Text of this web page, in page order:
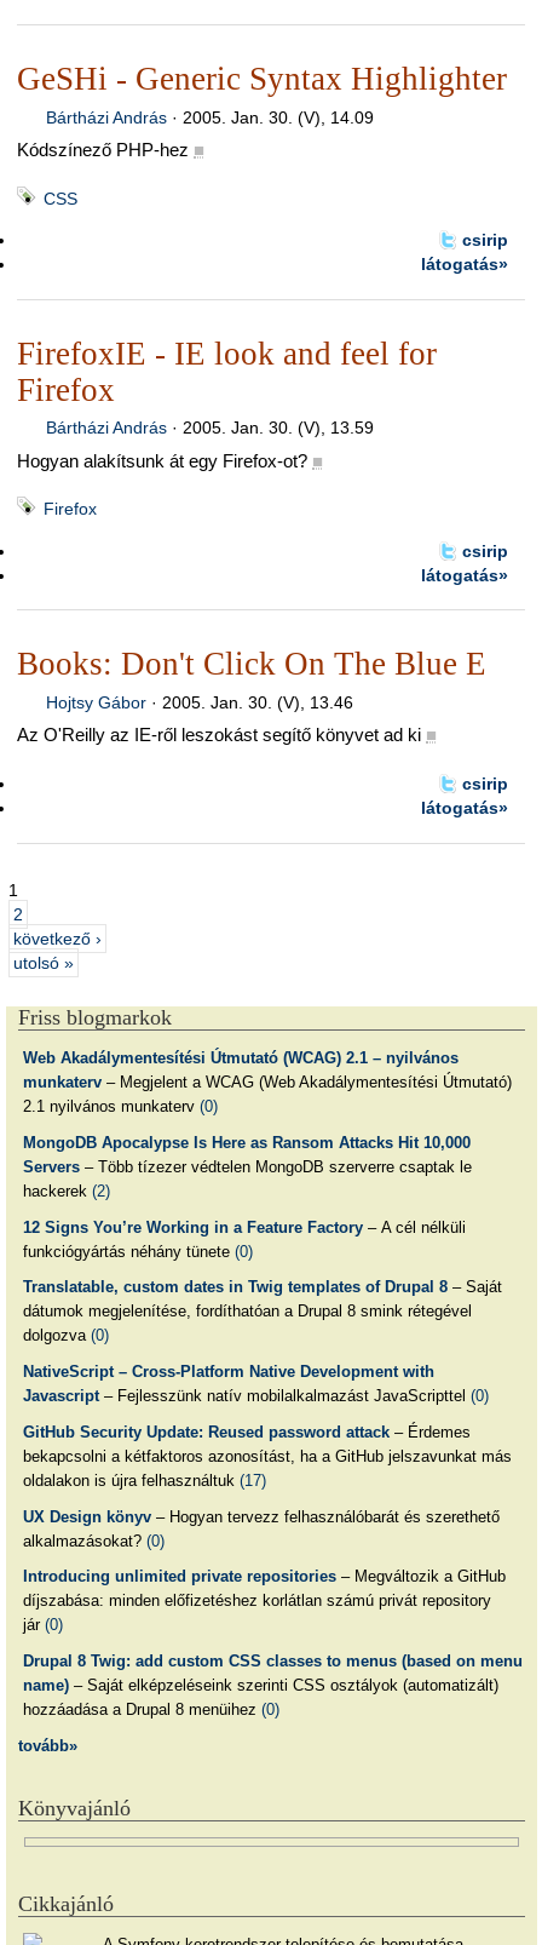
GeSHi - Generic Syntax Highlighter
Bártházi András· 2005. Jan. 30. (V), 14.09
Kódszínező PHP-hez ■
CSS
csirip
látogatás»
FirefoxIE - IE look and feel for
Firefox
Bártházi András· 2005. Jan. 30. (V), 13.59
Hogyan alakítsunk át egy Firefox-ot? ■
Firefox
csirip
látogatás»
Books: Don't Click On The Blue E
Hojtsy Gábor· 2005. Jan. 30. (V), 13.46
Az O'Reilly az IE-ről leszokást segítő könyvet ad ki ■
csirip
látogatás»
1
2
következő ›
utolsó »
Friss blogmarkok
Web Akadálymentesítési Útmutató (WCAG) 2.1 – nyilvános
munkaterv– Megjelent a WCAG (Web Akadálymentesítési Útmutató)
2.1 nyilvános munkaterv (0)
MongoDB Apocalypse Is Here as Ransom Attacks Hit 10,000
Servers– Több tízezer védtelen MongoDB szerverre csaptak le
hackerek (2)
12 Signs You’re Working in a Feature Factory– A cél nélküli
funkciógyártás néhány tünete (0)
Translatable, custom dates in Twig templates of Drupal 8– Saját
dátumok megjelenítése, fordíthatóan a Drupal 8 smink rétegével
dolgozva (0)
NativeScript – Cross-Platform Native Development with
Javascript– Fejlesszünk natív mobilalkalmazást JavaScripttel (0)
GitHub Security Update: Reused password attack– Érdemes
bekapcsolni a kétfaktoros azonosítást, ha a GitHub jelszavunkat más
oldalakon is újra felhasználtuk (17)
UX Design könyv– Hogyan tervezz felhasználóbarát és szerethető
alkalmazásokat? (0)
Introducing unlimited private repositories– Megváltozik a GitHub
díjszabása: minden előfizetéshez korlátlan számú privát repository
jár (0)
Drupal 8 Twig: add custom CSS classes to menus (based on menu
name)– Saját elképzeléseink szerinti CSS osztályok (automatizált)
hozzáadása a Drupal 8 menüihez (0)
tovább»
Könyvajánló
Cikkajánló